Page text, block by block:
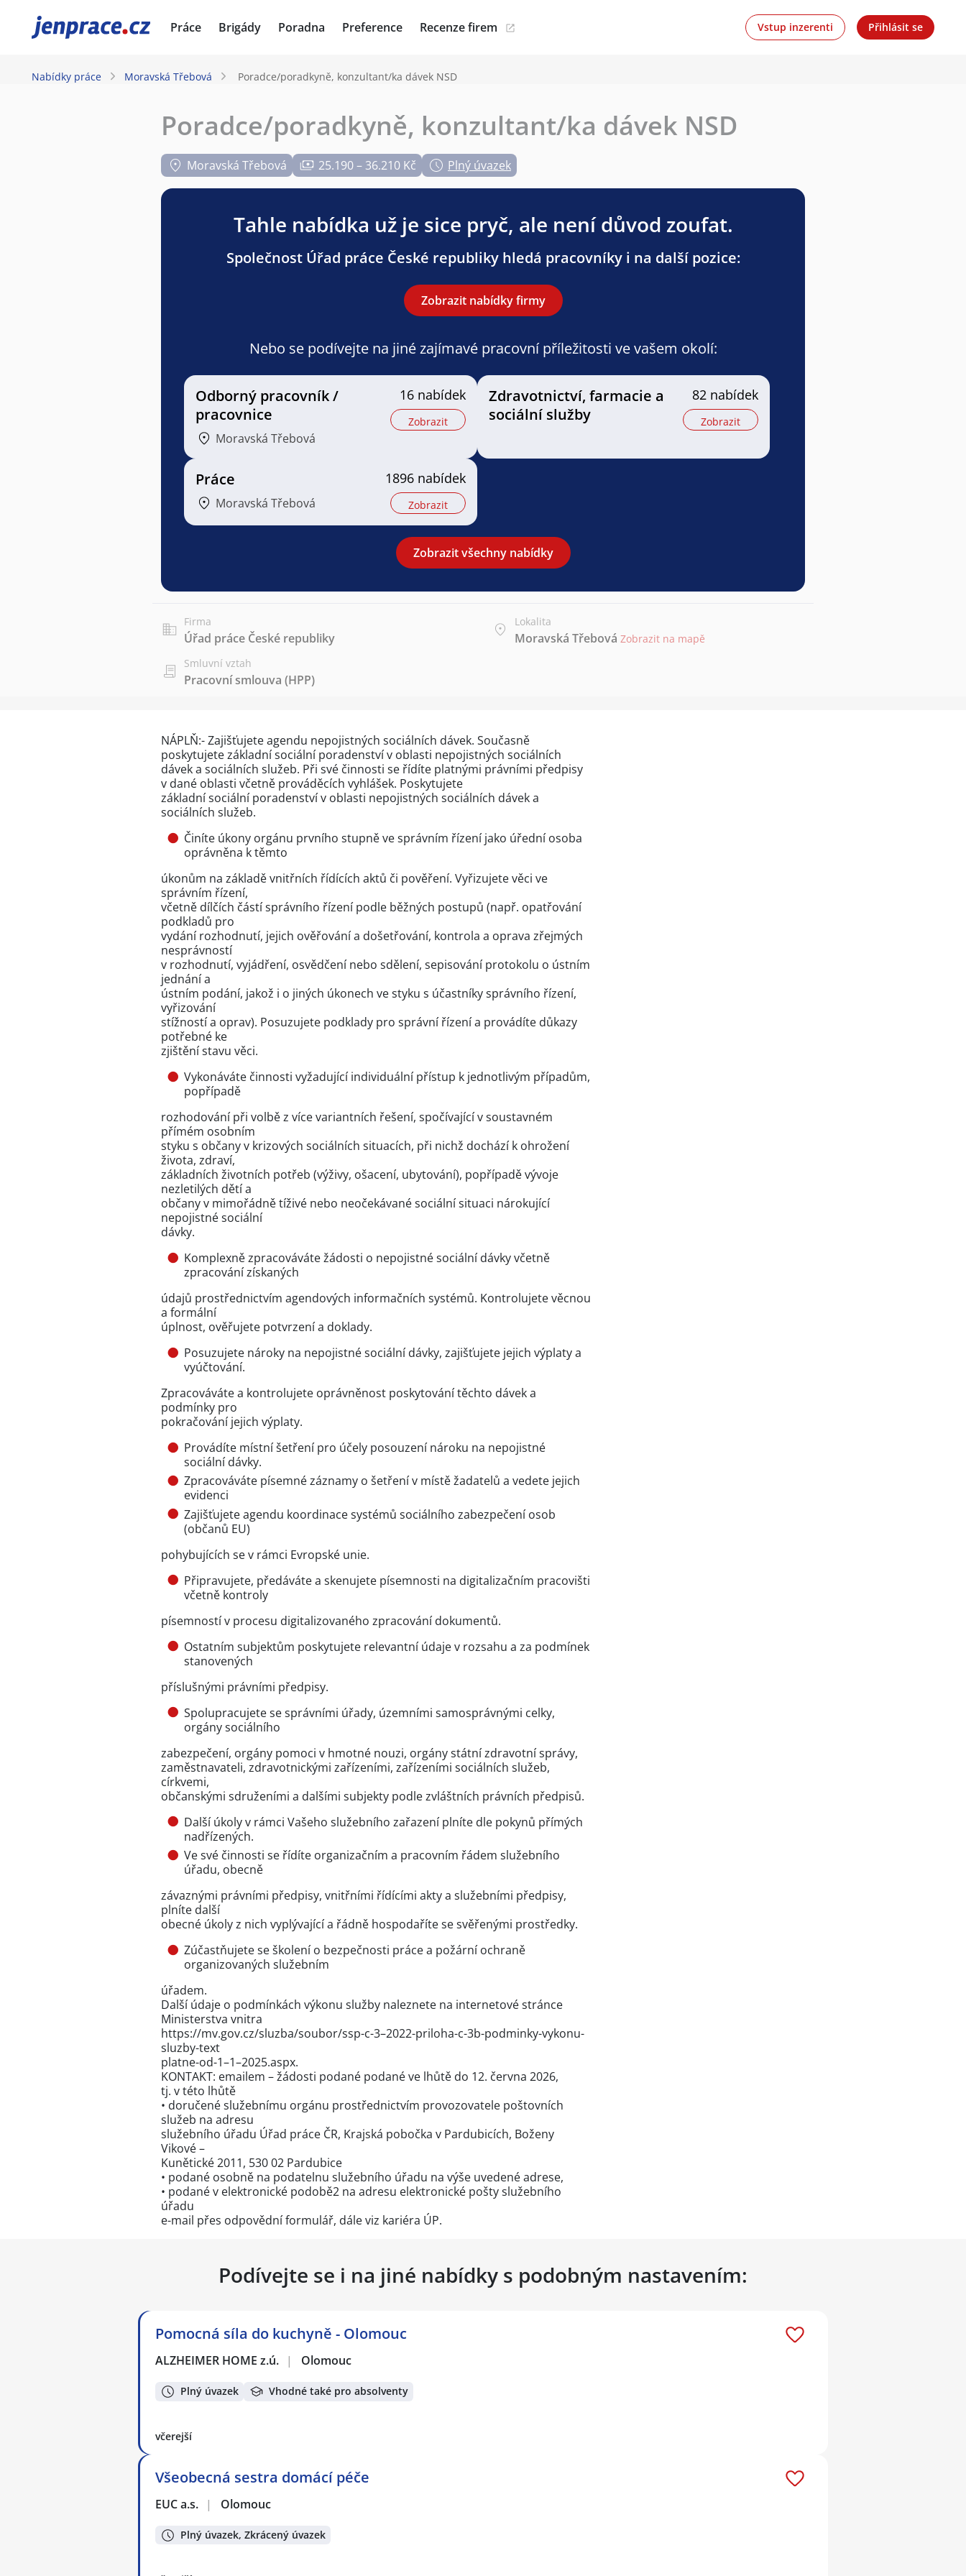
JenPráce.cz Práce Brigády Poradna Preference Recenze firem Vstup inzerenti Přihlásit se
Nabídky práce Moravská Třebová Poradce/poradkyně, konzultant/ka dávek NSD
Poradce/poradkyně, konzultant/ka dávek NSD
Moravská Třebová 25.190 – 36.210 Kč Plný úvazek
Tahle nabídka už je sice pryč, ale není důvod zoufat.
Společnost Úřad práce České republiky hledá pracovníky i na další pozice:
Zobrazit nabídky firmy
Nebo se podívejte na jiné zajímavé pracovní příležitosti ve vašem okolí:
Odborný pracovník /
pracovnice
Moravská Třebová
16 nabídek
Zobrazit
Zdravotnictví, farmacie a
sociální služby
82 nabídek
Zobrazit
Práce
Moravská Třebová
1896 nabídek
Zobrazit
Zobrazit všechny nabídky
Firma
Úřad práce České republiky
Lokalita
Moravská Třebová Zobrazit na mapě
Smluvní vztah
Pracovní smlouva (HPP)
NÁPLŇ:- Zajišťujete agendu nepojistných sociálních dávek. Současně
poskytujete základní sociální poradenství v oblasti nepojistných sociálních
dávek a sociálních služeb. Při své činnosti se řídíte platnými právními předpisy
v dané oblasti včetně prováděcích vyhlášek. Poskytujete
základní sociální poradenství v oblasti nepojistných sociálních dávek a
sociálních služeb.
Činíte úkony orgánu prvního stupně ve správním řízení jako úřední osoba
oprávněna k těmto
úkonům na základě vnitřních řídících aktů či pověření. Vyřizujete věci ve
správním řízení,
včetně dílčích částí správního řízení podle běžných postupů (např. opatřování
podkladů pro
vydání rozhodnutí, jejich ověřování a došetřování, kontrola a oprava zřejmých
nesprávností
v rozhodnutí, vyjádření, osvědčení nebo sdělení, sepisování protokolu o ústním
jednání a
ústním podání, jakož i o jiných úkonech ve styku s účastníky správního řízení,
vyřizování
stížností a oprav). Posuzujete podklady pro správní řízení a provádíte důkazy
potřebné ke
zjištění stavu věci.
Vykonáváte činnosti vyžadující individuální přístup k jednotlivým případům,
popřípadě
rozhodování při volbě z více variantních řešení, spočívající v soustavném
přímém osobním
styku s občany v krizových sociálních situacích, při nichž dochází k ohrožení
života, zdraví,
základních životních potřeb (výživy, ošacení, ubytování), popřípadě vývoje
nezletilých dětí a
občany v mimořádně tíživé nebo neočekávané sociální situaci nárokující
nepojistné sociální
dávky.
Komplexně zpracováváte žádosti o nepojistné sociální dávky včetně
zpracování získaných
údajů prostřednictvím agendových informačních systémů. Kontrolujete věcnou
a formální
úplnost, ověřujete potvrzení a doklady.
Posuzujete nároky na nepojistné sociální dávky, zajišťujete jejich výplaty a
vyúčtování.
Zpracováváte a kontrolujete oprávněnost poskytování těchto dávek a
podmínky pro
pokračování jejich výplaty.
Provádíte místní šetření pro účely posouzení nároku na nepojistné
sociální dávky.
Zpracováváte písemné záznamy o šetření v místě žadatelů a vedete jejich
evidenci
Zajišťujete agendu koordinace systémů sociálního zabezpečení osob
(občanů EU)
pohybujících se v rámci Evropské unie.
Připravujete, předáváte a skenujete písemnosti na digitalizačním pracovišti
včetně kontroly
písemností v procesu digitalizovaného zpracování dokumentů.
Ostatním subjektům poskytujete relevantní údaje v rozsahu a za podmínek
stanovených
příslušnými právními předpisy.
Spolupracujete se správními úřady, územními samosprávnými celky,
orgány sociálního
zabezpečení, orgány pomoci v hmotné nouzi, orgány státní zdravotní správy,
zaměstnavateli, zdravotnickými zařízeními, zařízeními sociálních služeb,
církvemi,
občanskými sdruženími a dalšími subjekty podle zvláštních právních předpisů.
Další úkoly v rámci Vašeho služebního zařazení plníte dle pokynů přímých
nadřízených.
Ve své činnosti se řídíte organizačním a pracovním řádem služebního
úřadu, obecně
závaznými právními předpisy, vnitřními řídícími akty a služebními předpisy,
plníte další
obecné úkoly z nich vyplývající a řádně hospodaříte se svěřenými prostředky.
Zúčastňujete se školení o bezpečnosti práce a požární ochraně
organizovaných služebním
úřadem.
Další údaje o podmínkách výkonu služby naleznete na internetové stránce
Ministerstva vnitra
https://mv.gov.cz/sluzba/soubor/ssp-c-3–2022-priloha-c-3b-podminky-vykonu-
sluzby-text
platne-od-1–1–2025.aspx.
KONTAKT: emailem – žádosti podané podané ve lhůtě do 12. června 2026,
tj. v této lhůtě
• doručené služebnímu orgánu prostřednictvím provozovatele poštovních
služeb na adresu
služebního úřadu Úřad práce ČR, Krajská pobočka v Pardubicích, Boženy
Vikové –
Kunětické 2011, 530 02 Pardubice
• podané osobně na podatelnu služebního úřadu na výše uvedené adrese,
• podané v elektronické podobě2 na adresu elektronické pošty služebního
úřadu
e-mail přes odpovědní formulář, dále viz kariéra ÚP.
Podívejte se i na jiné nabídky s podobným nastavením:
Pomocná síla do kuchyně - Olomouc
ALZHEIMER HOME z.ú. | Olomouc
Plný úvazek Vhodné také pro absolventy
včerejší
Všeobecná sestra domácí péče
EUC a.s. | Olomouc
Plný úvazek, Zkrácený úvazek